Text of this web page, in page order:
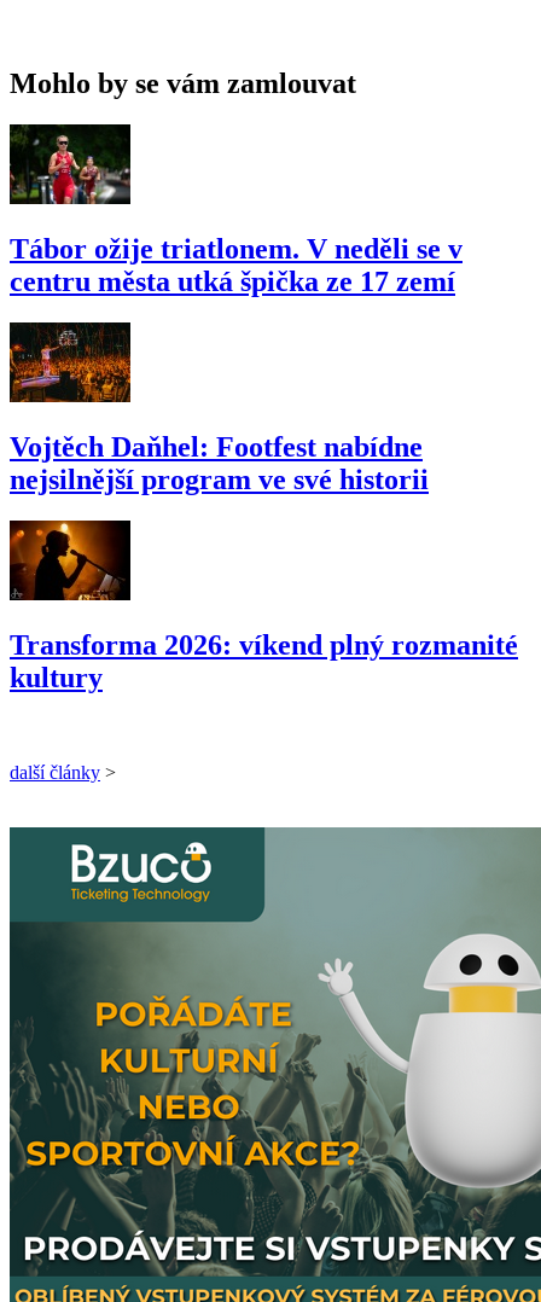
Mohlo by se vám zamlouvat
Tábor ožije triatlonem. V neděli se v
centru města utká špička ze 17 zemí
Vojtěch Daňhel: Footfest nabídne
nejsilnější program ve své historii
Transforma 2026: víkend plný rozmanité
kultury
další články >